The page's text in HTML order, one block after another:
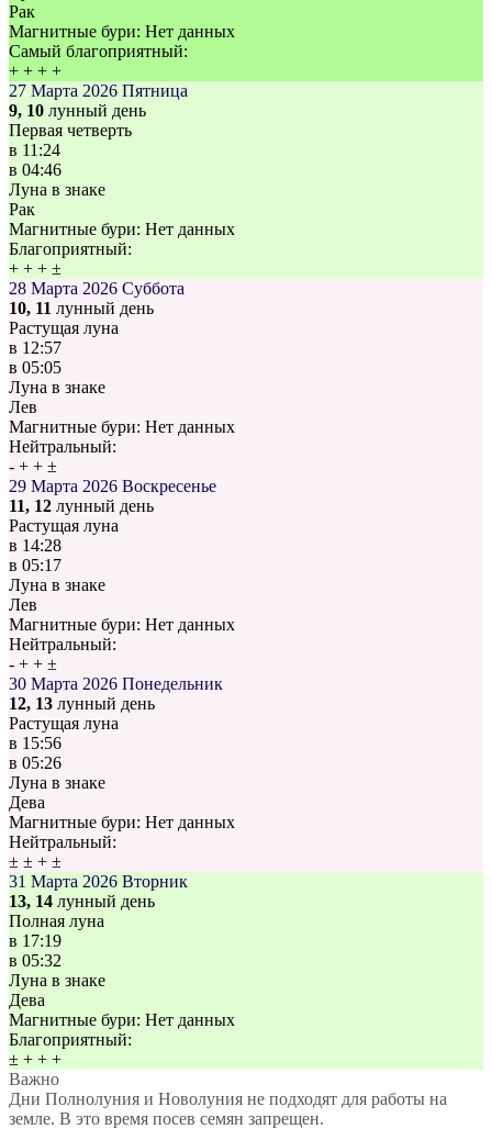
Рак
Магнитные бури: Нет данных
Самый благоприятный:
+ + + +
27 Марта 2026 Пятница
9, 10 лунный день
Первая четверть
в 11:24
в 04:46
Луна в знаке
Рак
Магнитные бури: Нет данных
Благоприятный:
+ + + ±
28 Марта 2026 Суббота
10, 11 лунный день
Растущая луна
в 12:57
в 05:05
Луна в знаке
Лев
Магнитные бури: Нет данных
Нейтральный:
- + + ±
29 Марта 2026 Воскресенье
11, 12 лунный день
Растущая луна
в 14:28
в 05:17
Луна в знаке
Лев
Магнитные бури: Нет данных
Нейтральный:
- + + ±
30 Марта 2026 Понедельник
12, 13 лунный день
Растущая луна
в 15:56
в 05:26
Луна в знаке
Дева
Магнитные бури: Нет данных
Нейтральный:
± ± + ±
31 Марта 2026 Вторник
13, 14 лунный день
Полная луна
в 17:19
в 05:32
Луна в знаке
Дева
Магнитные бури: Нет данных
Благоприятный:
± + + +
Важно
Дни Полнолуния и Новолуния не подходят для работы на
земле. В это время посев семян запрещен.